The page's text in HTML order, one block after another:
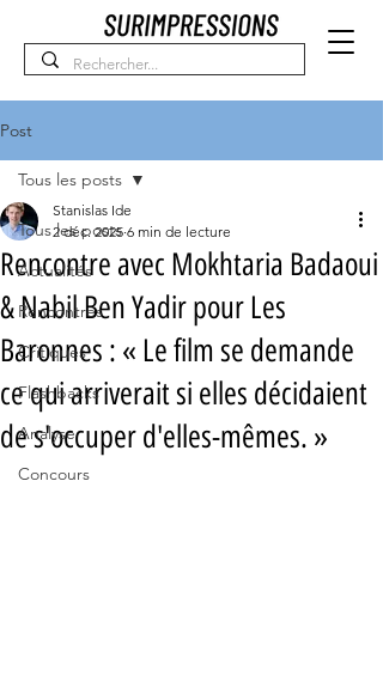
Post
Tous les posts
Actualités
Rencontres
Critiques
Flashbacks
Analyse
Concours
Tous les posts
Rencontre avec Mokhtaria Badaoui
& Nabil Ben Yadir pour Les
Baronnes : « Le film se demande
ce qui arriverait si elles décidaient
de s'occuper d'elles-mêmes. »
Stanislas Ide
2 déc. 2025 6 min de lecture